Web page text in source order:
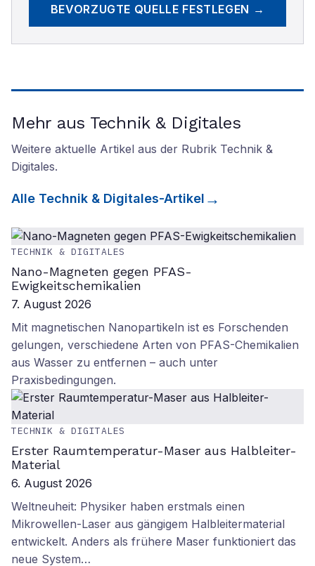
BEVORZUGTE QUELLE FESTLEGEN →
Mehr aus Technik & Digitales
Weitere aktuelle Artikel aus der Rubrik Technik &
Digitales.
Alle Technik & Digitales-Artikel
TECHNIK & DIGITALES
Nano-Magneten gegen PFAS-
Ewigkeitschemikalien
7. August 2026
Mit magnetischen Nanopartikeln ist es Forschenden
gelungen, verschiedene Arten von PFAS-Chemikalien
aus Wasser zu entfernen – auch unter
Praxisbedingungen.
TECHNIK & DIGITALES
Erster Raumtemperatur-Maser aus Halbleiter-
Material
6. August 2026
Weltneuheit: Physiker haben erstmals einen
Mikrowellen-Laser aus gängigem Halbleitermaterial
entwickelt. Anders als frühere Maser funktioniert das
neue System…